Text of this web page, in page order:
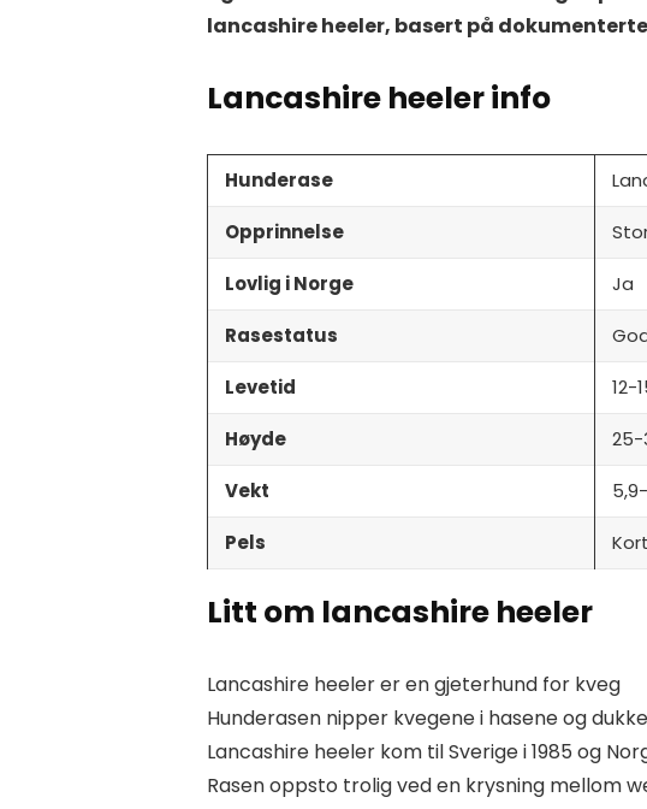
lancashire heeler, basert på
Lancashire heeler info
Hunderase
Opprinnelse
Lovlig i Norge Ja
Rasestatus
Levetid 12-
Høyde 25-
Vekt
Pels
Litt om lancashire heeler
Lancashire heeler er en gjeterhund for kveg
Hunderasen nipper kvegene i hasene og
Lancashire heeler kom til Sverige i 1985 og
Rasen oppsto trolig ved en krysning mellom